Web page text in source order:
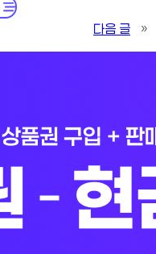
다음 글
»